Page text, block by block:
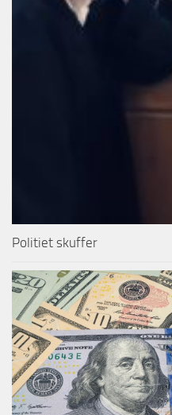
Politiet skuffer